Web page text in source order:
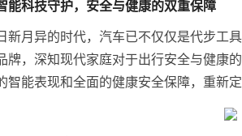
能科技守护，安全与健康的双重保障
新月异的时代，汽车已不仅仅是代步工
牌，深知现代家庭对于出行安全与健
智能表现和全面的健康安全保障，重新